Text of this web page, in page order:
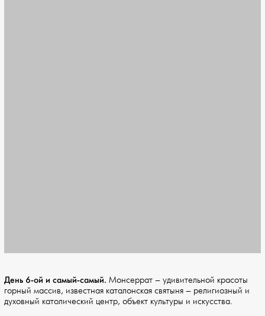
День 6-ой и самый-самый. Монсеррат – удивительной красоты
горный массив, известная каталонская святыня – религиозный и
духовный католический центр, объект культуры и искусства.